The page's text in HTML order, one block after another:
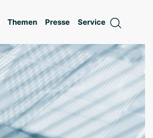
Themen Presse Service